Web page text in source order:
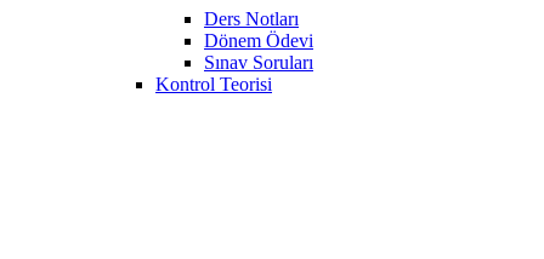
Ders Notları
Dönem Ödevi
Sınav Soruları
Kontrol Teorisi